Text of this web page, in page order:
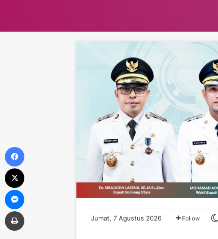
Jumat, 7 Agustus 2026 Follow